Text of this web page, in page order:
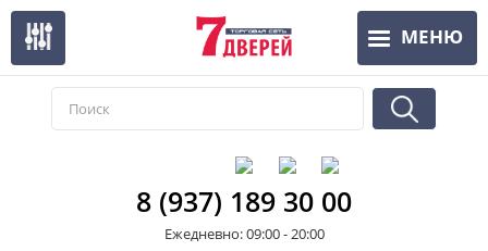
Перейти
основному
содержанию
МЕНЮ
8 (937) 189 30 00
Ежедневно: 09:00 - 20:00